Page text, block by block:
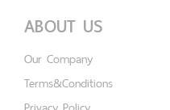
ABOUT US
Our Company
Terms&Conditions